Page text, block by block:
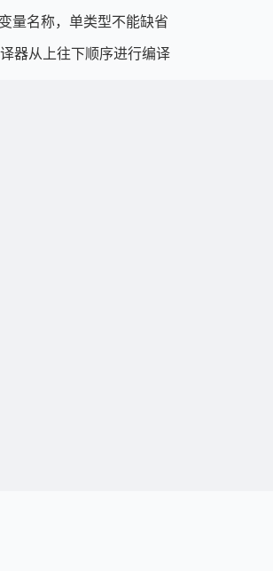
量名称，单类型不能缺省
器从上往下顺序进行编译